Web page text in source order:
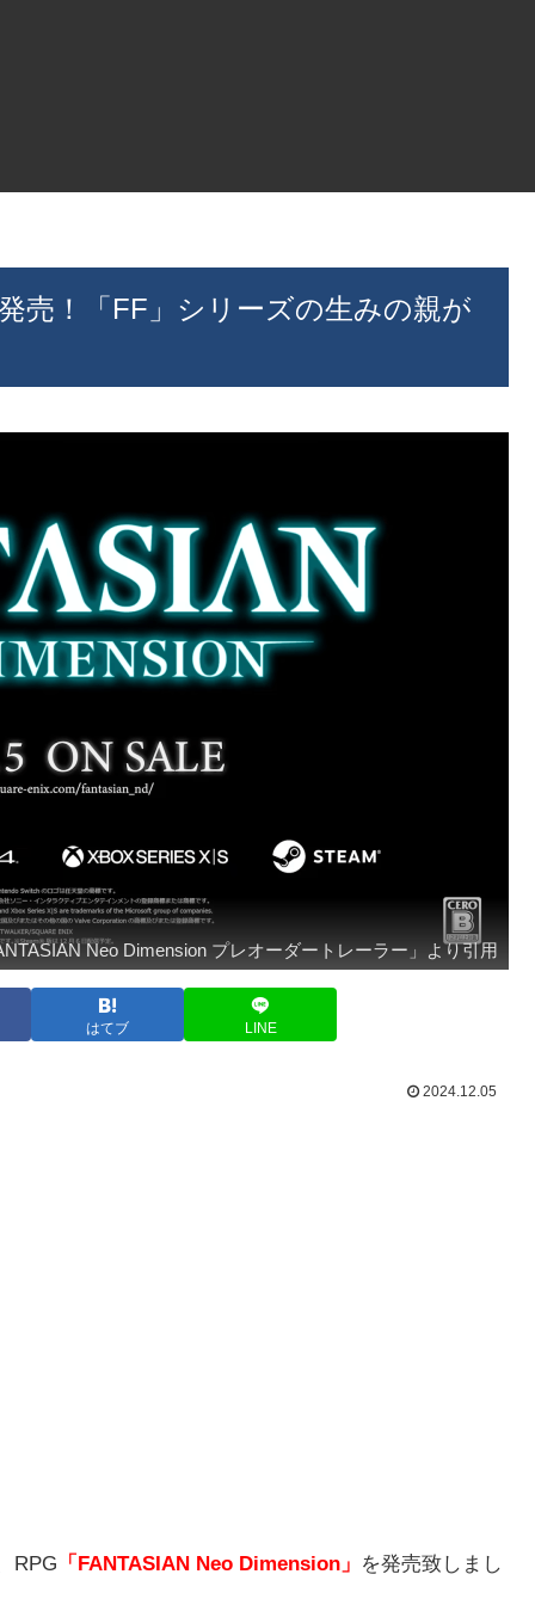
売！「FF」シリーズの生みの親が
Neo Dimension プレオーダートレーラー」より引用
はてブ LINE
2024.12.05
RPG 「FANTASIAN Neo Dimension」 を発売致しまし